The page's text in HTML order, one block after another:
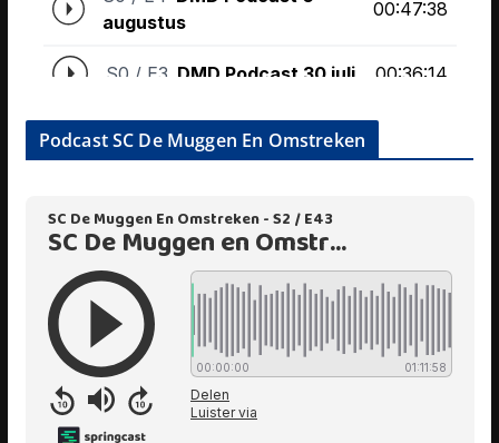
Podcast SC De Muggen En Omstreken